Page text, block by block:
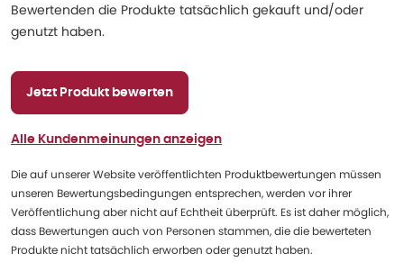
Bewertenden die Produkte tatsächlich gekauft und/oder
genutzt haben.
Jetzt Produkt bewerten
Alle Kundenmeinungen anzeigen
Die auf unserer Website veröffentlichten Produktbewertungen müssen
unseren Bewertungsbedingungen entsprechen, werden vor ihrer
Veröffentlichung aber nicht auf Echtheit überprüft. Es ist daher möglich,
dass Bewertungen auch von Personen stammen, die die bewerteten
Produkte nicht tatsächlich erworben oder genutzt haben.